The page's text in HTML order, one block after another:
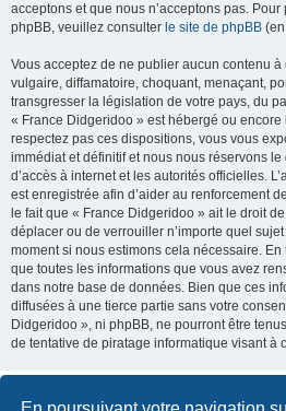
acceptons et que nous n’acceptons pas.
phpBB, veuillez consulter le site de phpBB
Vous acceptez de ne publier aucun contenu
vulgaire, diffamatoire, choquant, menaçant,
transgresser la législation de votre pays, du
« France Didgeridoo » est hébergé ou
respectez pas ces dispositions, vous vous
immédiat et définitif et nous nous réservons le
d’accès à internet et les autorités officielles.
est enregistrée afin d’aider au renforcement
le fait que « France Didgeridoo » ait le droit
déplacer ou de verrouiller n’importe quel sujet
moment si nous estimons cela nécessaire. En
que toutes les informations que vous avez
dans notre base de données. Bien que ces
diffusées à une tierce partie sans votre
Didgeridoo », ni phpBB, ne pourront être
de tentative de piratage informatique visant à